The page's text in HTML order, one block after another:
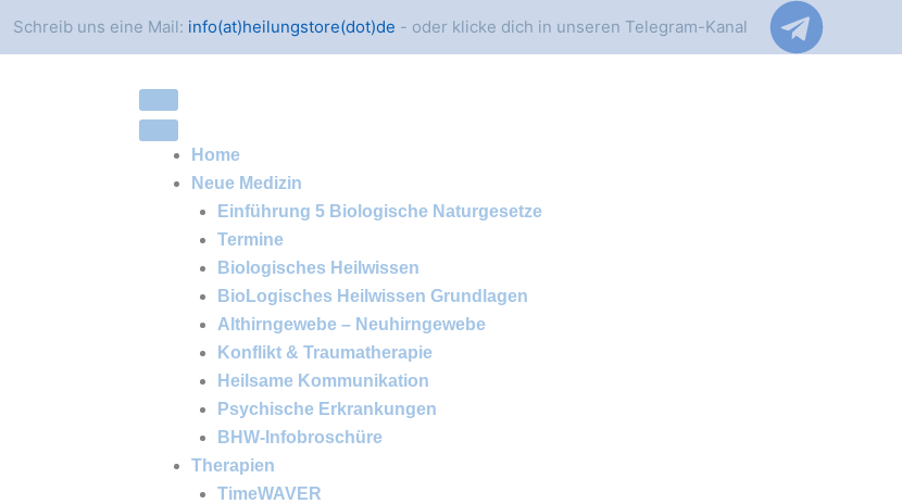
Schreib uns eine Mail: info(at)heilungstore(dot)de - oder klicke dich in unseren Telegram-Kanal
Home
Neue Medizin
Einführung 5 Biologische Naturgesetze
Termine
Biologisches Heilwissen
BioLogisches Heilwissen Grundlagen
Althirngewebe – Neuhirngewebe
Konflikt & Traumatherapie
Heilsame Kommunikation
Psychische Erkrankungen
BHW-Infobroschüre
Therapien
TimeWAVER